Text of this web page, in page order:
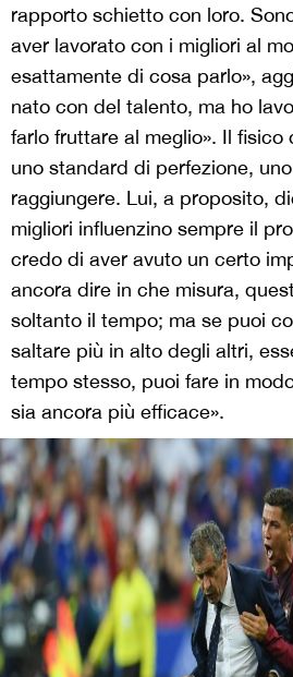
rapporto schietto con loro.
aver lavorato con i migliori al
esattamente di cosa parlo»,
nato con del talento, ma ho
farlo fruttare al meglio». Il fisico
uno standard di perfezione,
raggiungere. Lui, a proposito,
migliori influenzino sempre il
credo di aver avuto un certo
ancora dire in che misura,
soltanto il tempo; ma se puoi
saltare più in alto degli altri,
tempo stesso, puoi fare in
sia ancora più efficace».